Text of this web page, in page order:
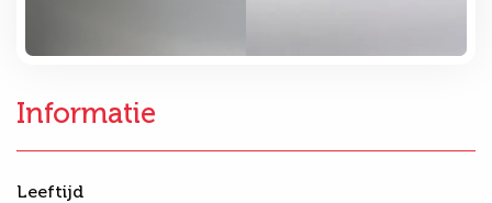
Informatie
Leeftijd